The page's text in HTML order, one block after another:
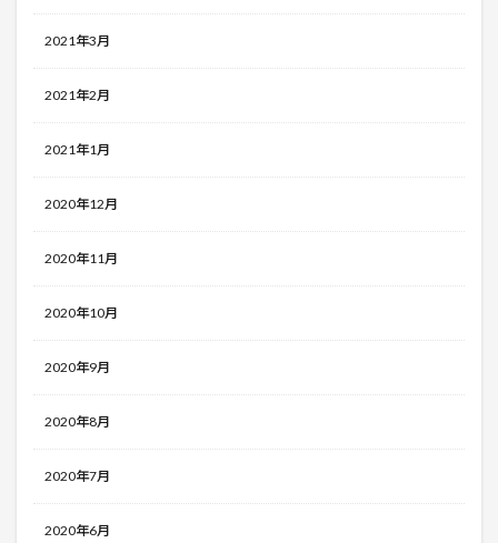
2021年3月
2021年2月
2021年1月
2020年12月
2020年11月
2020年10月
2020年9月
2020年8月
2020年7月
2020年6月